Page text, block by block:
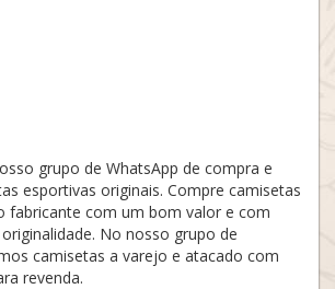
grupo de WhatsApp de compra e
esportivas originais. Compre camisetas
fabricante com um bom valor e com
No nosso grupo de
camisetas a varejo e atacado com
revenda.